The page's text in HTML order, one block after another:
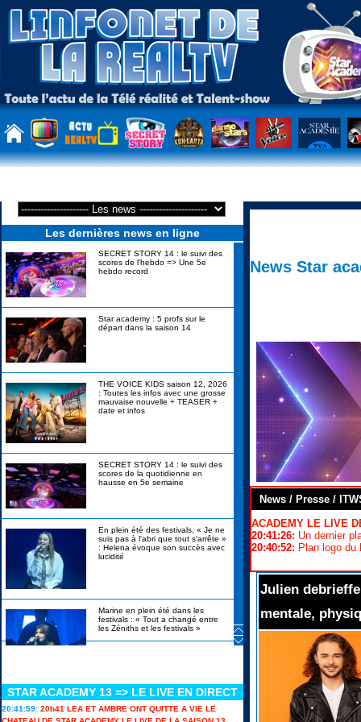
Les dernières news en ligne
SECRET STORY 14 : le suivi des
scores de l'hebdo => Une 5e
hebdo record
Star academy : 5 profs sur le
départ dans la saison 14
THE VOICE KIDS saison 12, 2026
: Toutes les infos avec une grosse
mauvaise nouvelle + TEASER +
date et infos
SECRET STORY 14 : le suivi des
scores de la quotidienne en
hausse en 5e semaine
En plein été des festivals, « Je ne
suis pas à l'abri que tout s'arrête »
: Helena évoque son succès avec
lucidité
Marine en plein été dans les
festivals : « Tout a changé entre
les Zéniths et les festivals »
Star Academy 13 : les candidats
prêts à ouvrir un nouveau chapitre
STAR ACADEMY 13 => LE LIVE EN DIRECT
20:41:59: 20h41 LEA ET AMBRE ONT QUITTE A VIE LE
News Star
News / Presse /
ACADEMY LE LIVE
20:41:26: Un dernier
20:40:52: Plan logo du
Julien
mentale,